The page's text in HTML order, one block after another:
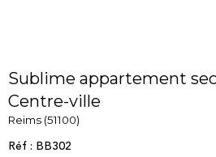
Sublime appartement
Centre-ville
Reims (51100)
Réf : BB302